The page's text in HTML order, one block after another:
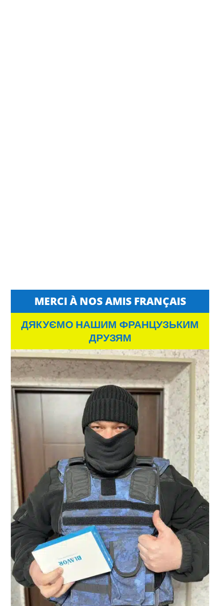
MERCI À NOS AMIS FRANÇAIS
ДЯКУЄМО НАШИМ ФРАНЦУЗЬКИМ
ДРУЗЯМ